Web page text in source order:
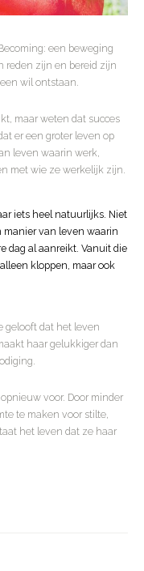
een beweging
reden zijn en bereid zijn
wil ontstaan.
maar weten dat succes
er een groter leven op
leven waarin werk,
met wie ze werkelijk zijn.
iets heel natuurlijks. Niet
manier van leven waarin
dag al aanreikt. Vanuit die
kloppen, maar ook
gelooft dat het leven
haar gelukkiger dan
voor. Door minder
te maken voor stilte,
het leven dat ze haar